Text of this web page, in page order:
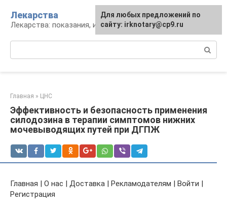
контенту
Лекарства
Лекарства: показания, инструкция, аналоги
Главная » ЦНС
Эффективность и безопасность применения
силодозина в терапии симптомов нижних
мочевыводящих путей при ДГПЖ
Главная | О нас | Доставка | Рекламодателям | Войти |
Регистрация
Для любых предложений по
сайту: irknotary@cp9.ru